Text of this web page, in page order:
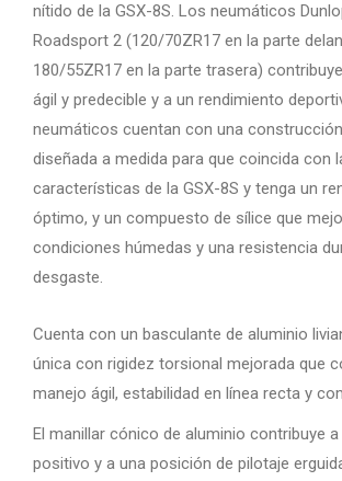
nítido de la GSX-8S. Los neumáticos
Roadsport 2 (120/70ZR17 en la parte
180/55ZR17 en la parte trasera)
ágil y predecible y a un rendimiento
neumáticos cuentan con una
diseñada a medida para que coincida con
características de la GSX-8S y tenga un
óptimo, y un compuesto de sílice que
condiciones húmedas y una resistencia
desgaste.
Cuenta con un basculante de aluminio
única con rigidez torsional mejorada que
manejo ágil, estabilidad en línea recta y
El manillar cónico de aluminio contribuye
positivo y a una posición de pilotaje